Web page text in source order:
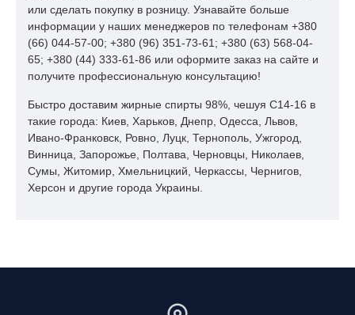
или сделать покупку в розницу. Узнавайте больше
информации у наших менеджеров по телефонам +380
(66) 044-57-00; +380 (96) 351-73-61; +380 (63) 568-04-
65; +380 (44) 333-61-86 или оформите заказ на сайте и
получите профессиональную консультацию!
Быстро доставим жирные спирты 98%, чешуя С14-16 в
такие города: Киев, Харьков, Днепр, Одесса, Львов,
Ивано-Франковск, Ровно, Луцк, Тернополь, Ужгород,
Винница, Запорожье, Полтава, Черновцы, Николаев,
Сумы, Житомир, Хмельницкий, Черкассы, Чернигов,
Херсон и другие города Украины.